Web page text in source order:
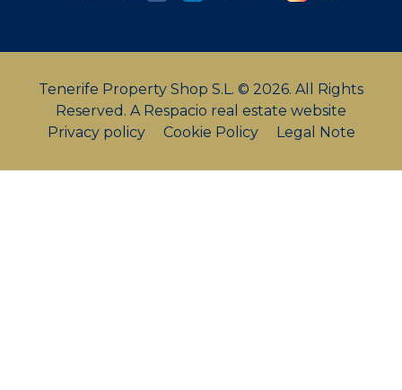
Tenerife Property Shop S.L. © 2026. All Rights
Reserved. A Respacio real estate website
Privacy policy
Cookie Policy Legal Note